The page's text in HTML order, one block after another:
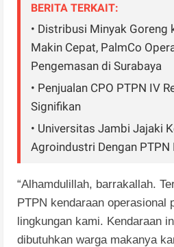
BERITA TERKAIT:
• Distribusi Minyak Goreng
Makin Cepat, PalmCo
Pengemasan di Surabaya
• Penjualan CPO PTPN IV
Signifikan
• Universitas Jambi Jajaki
Agroindustri Dengan PTPN
“Alhamdulillah, barrakallah.
PTPN kendaraan operasional
lingkungan kami. Kendaraan
dibutuhkan warga makanya